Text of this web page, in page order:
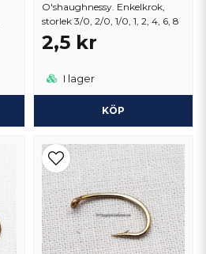
O'shaughnessy. Enkelkrok,
storlek 3/0, 2/0, 1/0, 1, 2, 4, 6, 8
2,5 kr
I lager
KÖP